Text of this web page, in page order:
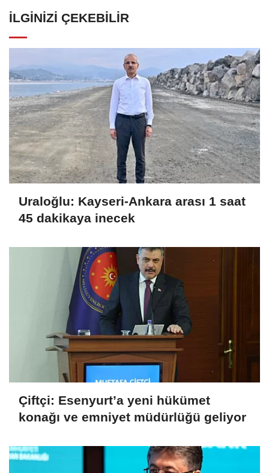
İLGINIZI ÇEKEBILIR
Uraloğlu: Kayseri-Ankara arası 1 saat
45 dakikaya inecek
Çiftçi: Esenyurt’a yeni hükümet
konağı ve emniyet müdürlüğü geliyor